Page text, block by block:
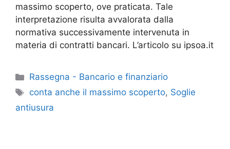
massimo scoperto, ove praticata. Tale
interpretazione risulta avvalorata dalla
normativa successivamente intervenuta in
materia di contratti bancari. L’articolo su ipsoa.it
Categorie
Rassegna - Bancario e finanziario
Tag
conta anche il massimo scoperto, Soglie
antiusura